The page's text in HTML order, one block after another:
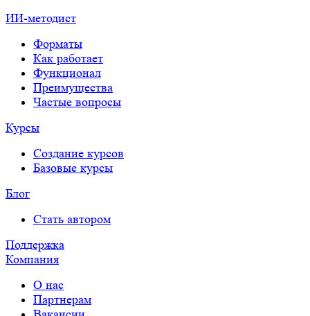
ИИ-методист
Форматы
Как работает
Функционал
Преимущества
Частые вопросы
Курсы
Создание курсов
Базовые курсы
Блог
Стать автором
Поддержка
Компания
О нас
Партнерам